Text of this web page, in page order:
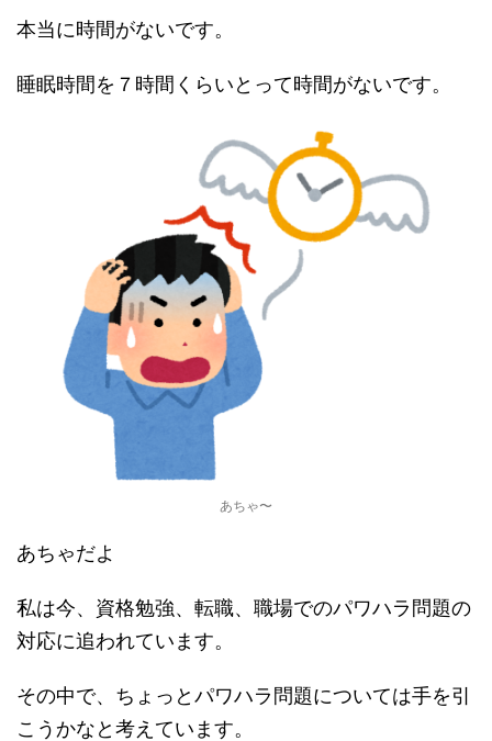
本当に時間がないです。
睡眠時間を７時間くらいとって時間がないです。
あちゃ〜
あちゃだよ
私は今、資格勉強、転職、職場でのパワハラ問題の
対応に追われています。
その中で、ちょっとパワハラ問題については手を引
こうかなと考えています。